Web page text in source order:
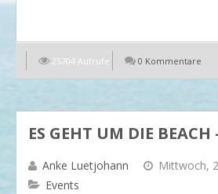
Kramkiste
KONTAKT
25704 Aufrufe 0 Kommentare
ES GEHT UM DIE BEACH
Anke Luetjohann
Mittwoch,
Events